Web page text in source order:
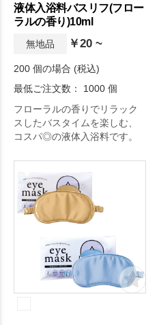
液体入浴料バスリフ(フロー
ラルの香り)10ml
無地品 ￥20 ~
200 個の場合 (税込)
最低ご注文数： 1000 個
フローラルの香りでリラック
スしたバスタイムを楽しむ、
コスパ◎の液体入浴料です。